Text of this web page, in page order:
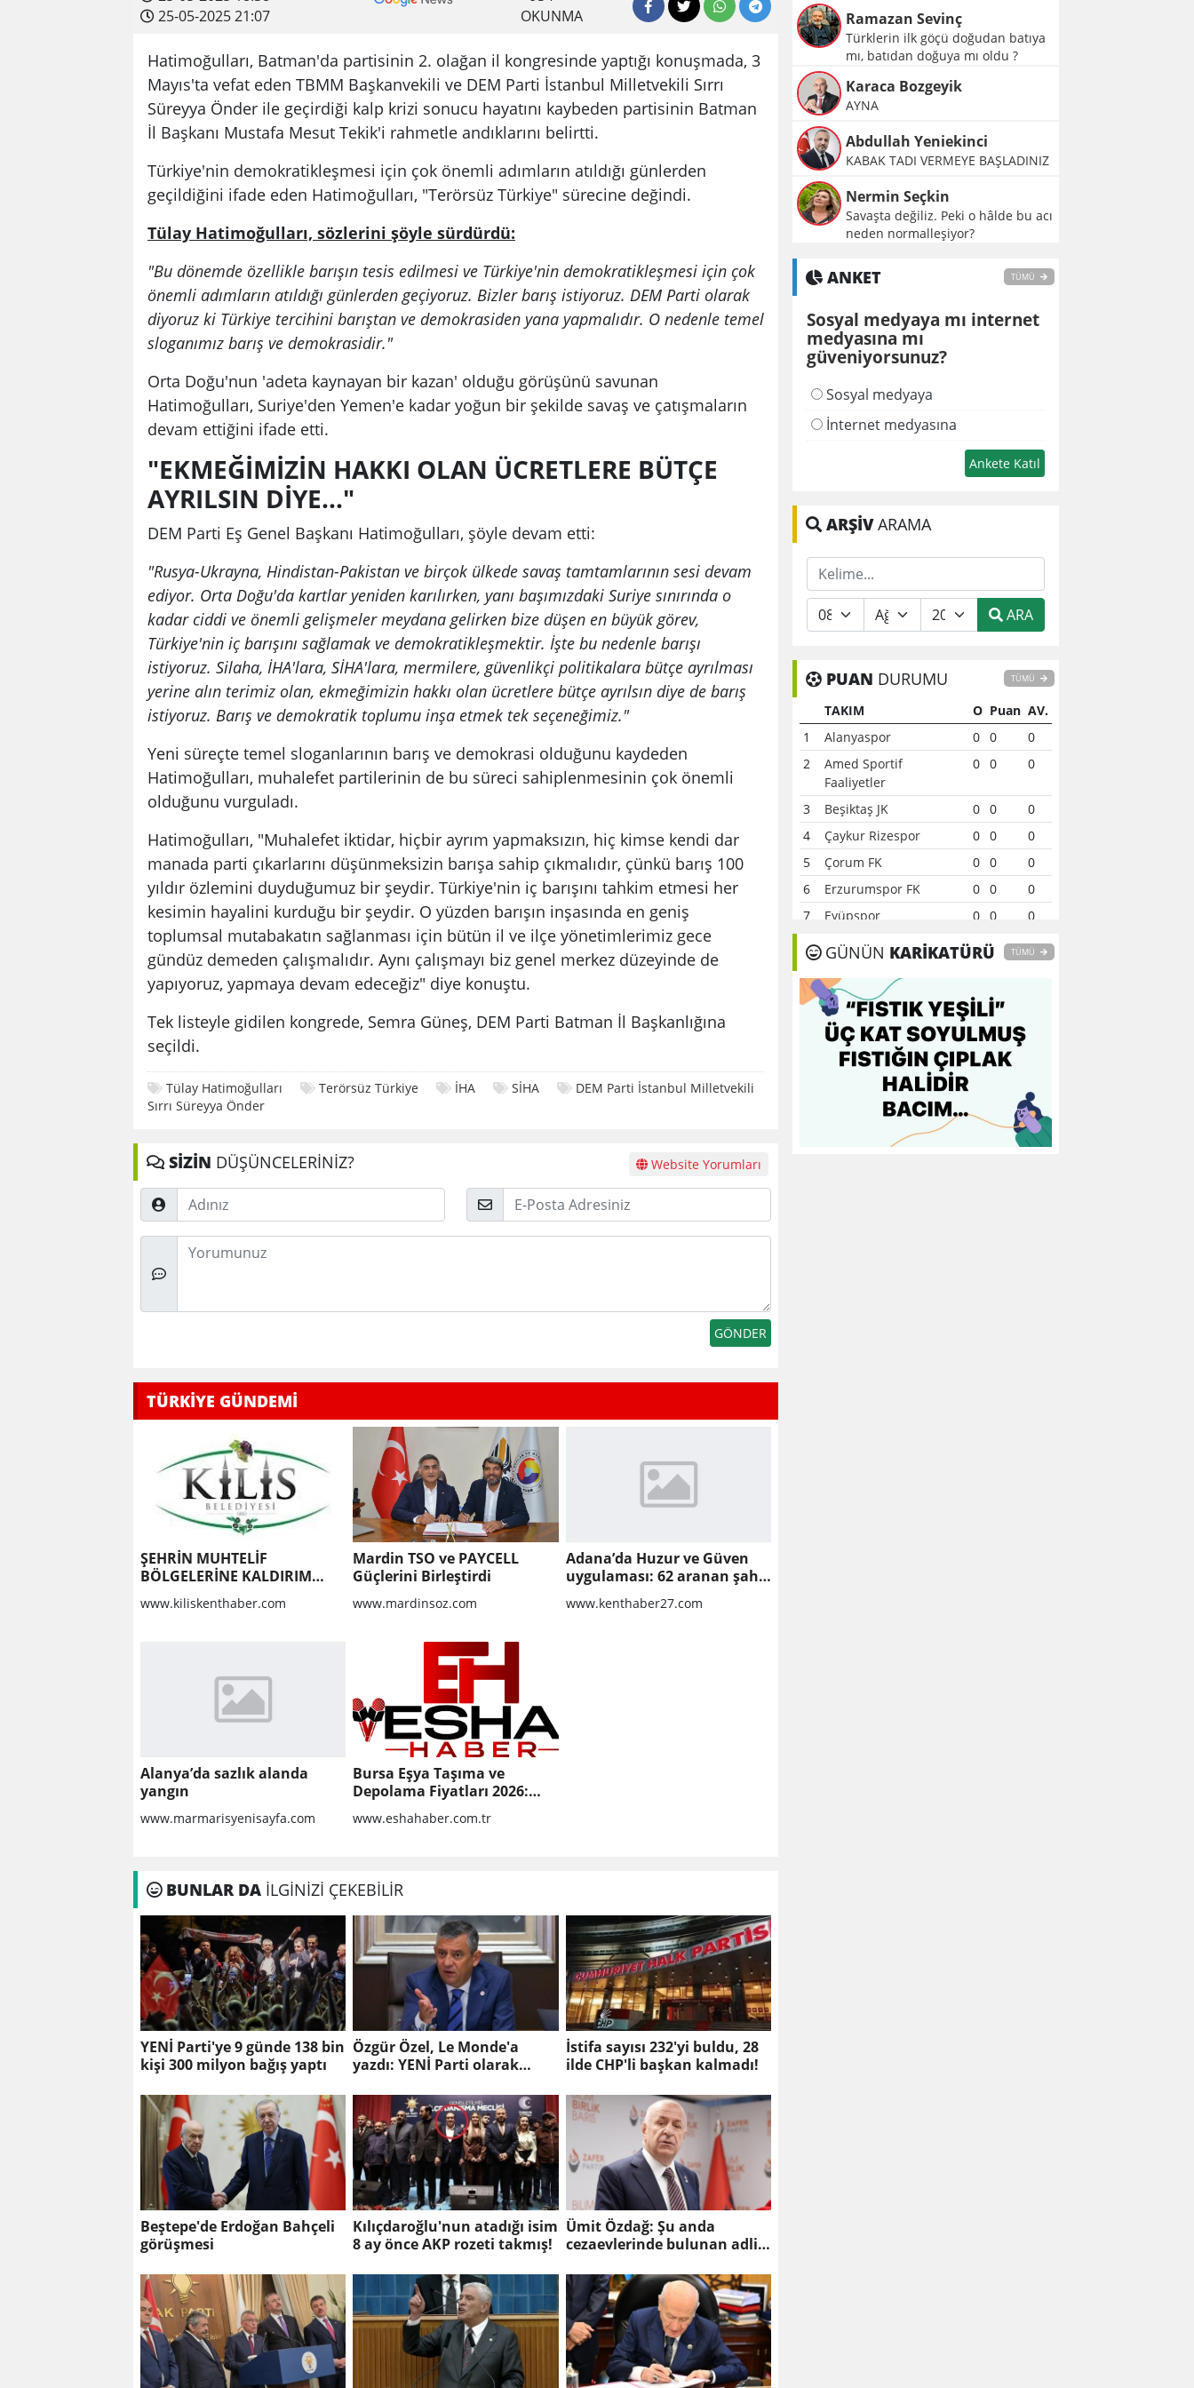
25-05-2025 21:07
OKUNMA
Hatimoğulları, Batman'da partisinin 2. olağan il kongresinde yaptığı konuşmada, 3
Mayıs'ta vefat eden TBMM Başkanvekili ve DEM Parti İstanbul Milletvekili Sırrı
Süreyya Önder ile geçirdiği kalp krizi sonucu hayatını kaybeden partisinin Batman
İl Başkanı Mustafa Mesut Tekik'i rahmetle andıklarını belirtti.
Türkiye'nin demokratikleşmesi için çok önemli adımların atıldığı günlerden
geçildiğini ifade eden Hatimoğulları, "Terörsüz Türkiye" sürecine değindi.
Tülay Hatimoğulları, sözlerini şöyle sürdürdü:
"Bu dönemde özellikle barışın tesis edilmesi ve Türkiye'nin demokratikleşmesi için çok
önemli adımların atıldığı günlerden geçiyoruz. Bizler barış istiyoruz. DEM Parti olarak
diyoruz ki Türkiye tercihini barıştan ve demokrasiden yana yapmalıdır. O nedenle temel
sloganımız barış ve demokrasidir."
Orta Doğu'nun 'adeta kaynayan bir kazan' olduğu görüşünü savunan
Hatimoğulları, Suriye'den Yemen'e kadar yoğun bir şekilde savaş ve çatışmaların
devam ettiğini ifade etti.
"EKMEĞİMİZİN HAKKI OLAN ÜCRETLERE BÜTÇE
AYRILSIN DİYE..."
DEM Parti Eş Genel Başkanı Hatimoğulları, şöyle devam etti:
"Rusya-Ukrayna, Hindistan-Pakistan ve birçok ülkede savaş tamtamlarının sesi devam
ediyor. Orta Doğu'da kartlar yeniden karılırken, yanı başımızdaki Suriye sınırında o
kadar ciddi ve önemli gelişmeler meydana gelirken bize düşen en büyük görev,
Türkiye'nin iç barışını sağlamak ve demokratikleşmektir. İşte bu nedenle barışı
istiyoruz. Silaha, İHA'lara, SİHA'lara, mermilere, güvenlikçi politikalara bütçe ayrılması
yerine alın terimiz olan, ekmeğimizin hakkı olan ücretlere bütçe ayrılsın diye de barış
istiyoruz. Barış ve demokratik toplumu inşa etmek tek seçeneğimiz."
Yeni süreçte temel sloganlarının barış ve demokrasi olduğunu kaydeden
Hatimoğulları, muhalefet partilerinin de bu süreci sahiplenmesinin çok önemli
olduğunu vurguladı.
Hatimoğulları, "Muhalefet iktidar, hiçbir ayrım yapmaksızın, hiç kimse kendi dar
manada parti çıkarlarını düşünmeksizin barışa sahip çıkmalıdır, çünkü barış 100
yıldır özlemini duyduğumuz bir şeydir. Türkiye'nin iç barışını tahkim etmesi her
kesimin hayalini kurduğu bir şeydir. O yüzden barışın inşasında en geniş
toplumsal mutabakatın sağlanması için bütün il ve ilçe yönetimlerimiz gece
gündüz demeden çalışmalıdır. Aynı çalışmayı biz genel merkez düzeyinde de
yapıyoruz, yapmaya devam edeceğiz" diye konuştu.
Tek listeyle gidilen kongrede, Semra Güneş, DEM Parti Batman İl Başkanlığına
seçildi.
Tülay Hatimoğulları Terörsüz Türkiye İHA SİHA
DEM Parti İstanbul Milletvekili
Sırrı Süreyya Önder
SİZİN DÜŞÜNCELERİNİZ? Website Yorumları
Adınız
Posta
Düşünceleriniz
TÜRKİYE GÜNDEMİ
ŞEHRİN MUHTELİF
BÖLGELERİNE KALDIRIM
YAPILMASI VE BOZULAN
KALDIRIMLARIN
www.kiliskenthaber.com
Mardin TSO ve PAYCELL
Güçlerini Birleştirdi
www.mardinsoz.com
Adana’da Huzur ve Güven
uygulaması: 62 aranan şahıs
yakalandı, 3 milyon 924 bin
TL ceza kesildi
www.kenthaber27.com
Alanya’da sazlık alanda
yangın
www.marmarisyenisayfa.com
Bursa Eşya Taşıma ve
Depolama Fiyatları 2026:
Güvenli Hizmet İçin
Bilinmesi Gerekenler
www.eshahaber.com.tr
BUNLAR DA İLGİNİZİ ÇEKEBİLİR
YENİ Parti'ye 9 günde 138 bin
kişi 300 milyon bağış yaptı
Özgür Özel, Le Monde'a
yazdı: YENİ Parti olarak
İstifa sayısı 232'yi buldu, 28
ilde CHP'li başkan kalmadı!
Beştepe'de Erdoğan Bahçeli
görüşmesi
Kılıçdaroğlu'nun atadığı isim
8 ay önce AKP rozeti takmış!
Ümit Özdağ: Şu anda
cezaevlerinde bulunan adli
Ramazan Sevinç
Türklerin ilk göçü doğudan batıya
mı, batıdan doğuya mı oldu ?
Karaca Bozgeyik
AYNA
Abdullah Yeniekinci
KABAK TADI VERMEYE BAŞLADINIZ
Nermin Seçkin
Savaşta değiliz. Peki o hâlde bu acı
neden normalleşiyor?
ANKET TÜMÜ
Sosyal medyaya mı internet
medyasına mı
güveniyorsunuz?
Sosyal medyaya
İnternet medyasına
ARŞİVARAMA
ARA
PUAN DURUMU TÜMÜ
TAKIM O Puan AV.
1
Alanyaspor 0 0
0
2
Amed Sportif
Faaliyetler
0 0 0
3 Beşiktaş JK 0 0
0
4
Çaykur Rizespor 0 0
0
5
Çorum FK 0 0
0
6
Erzurumspor FK 0 0
0
7
Eyüpspor 0 0
0
8
Fenerbahçe 0
0
10 Gaziantep FK 0 0
Gençlerbirliği 0 0
Göztepe 0 0
Başakşehir FK
Kasımpaşa
0
0
0
GÜNÜN KARİKATÜRÜ TÜMÜ